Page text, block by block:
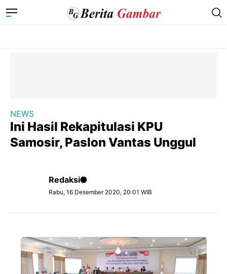
NEWS
Ini Hasil Rekapitulasi KPU
Samosir, Paslon Vantas Unggul
Redaksi
Rabu, 16 Desember 2020, 20:01 WIB